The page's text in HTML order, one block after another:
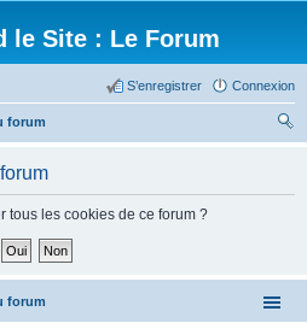
le Site : Le Forum
Connexion
S’enregistrer
forum
tous les cookies de ce forum ?
forum